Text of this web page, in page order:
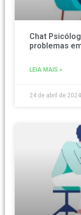
Chat
problemas
LEIA MAIS »
24 de abril de 2024